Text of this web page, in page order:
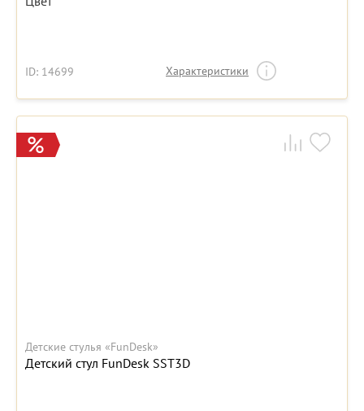
ID: 14699 Характеристики
Детские стулья «FunDesk»
Детский стул FunDesk SST3D